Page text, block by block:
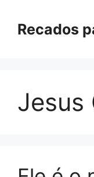
paraRecados
Jesus